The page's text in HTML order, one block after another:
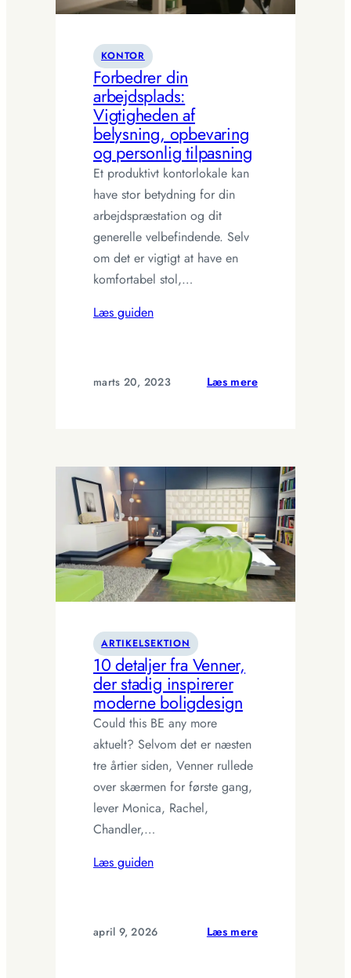
KONTOR
Forbedrer din
arbejdsplads:
Vigtigheden af
belysning, opbevaring
og personlig tilpasning
Et produktivt kontorlokale kan
have stor betydning for din
arbejdspræstation og dit
generelle velbefindende. Selv
om det er vigtigt at have en
komfortabel stol,…
Læs guiden
marts 20, 2023 Læs mere:
af
belysning,
opbevaring
og
personlig
tilpasning
ARTIKELSEKTION
10 detaljer fra Venner,
der stadig inspirerer
moderne boligdesign
Could this BE any more
aktuelt? Selvom det er næsten
tre årtier siden, Venner rullede
over skærmen for første gang,
lever Monica, Rachel,
Chandler,…
Læs guiden
april 9, 2026 Læs mere: